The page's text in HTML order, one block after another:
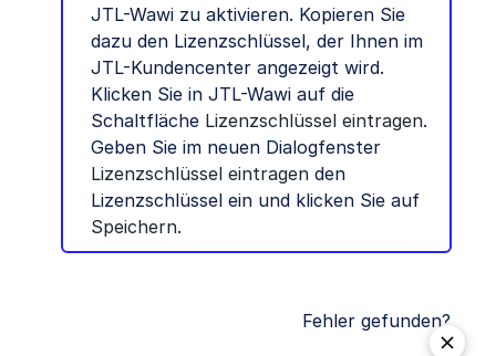
JTL-Wawi zu aktivieren. Kopieren Sie
dazu den Lizenzschlüssel, der Ihnen im
JTL-Kundencenter angezeigt wird.
Klicken Sie in JTL-Wawi auf die
Schaltfläche Lizenzschlüssel eintragen.
Geben Sie im neuen Dialogfenster
Lizenzschlüssel eintragen den
Lizenzschlüssel ein und klicken Sie auf
Speichern.
Fehler gefunden?